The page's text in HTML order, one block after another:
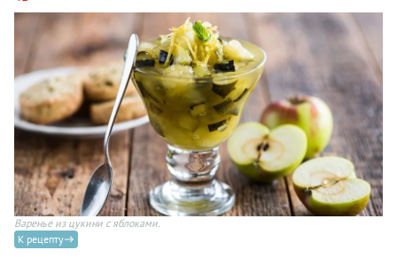
Варенье из цукини с яблоками.
К рецепту